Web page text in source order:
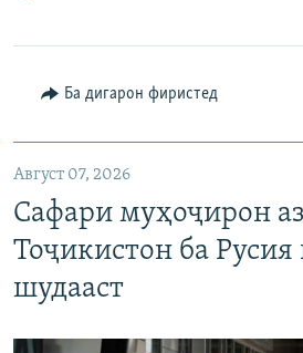
Ба дигарон фиристед
Август 07, 2026
Сафари муҳоҷирон аз
Тоҷикистон ба Русия
шудааст